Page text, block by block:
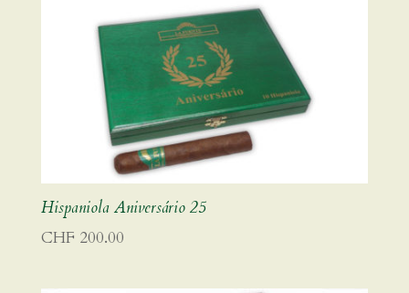
Hispaniola Aniversário 25
CHF 200.00